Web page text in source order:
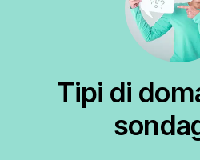
Tipi di